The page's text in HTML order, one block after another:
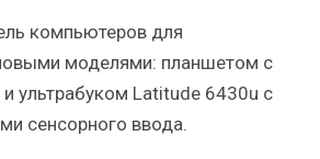
компьютеров для
моделями: планшетом с
ультрабуком Latitude 6430u с
сенсорного ввода.